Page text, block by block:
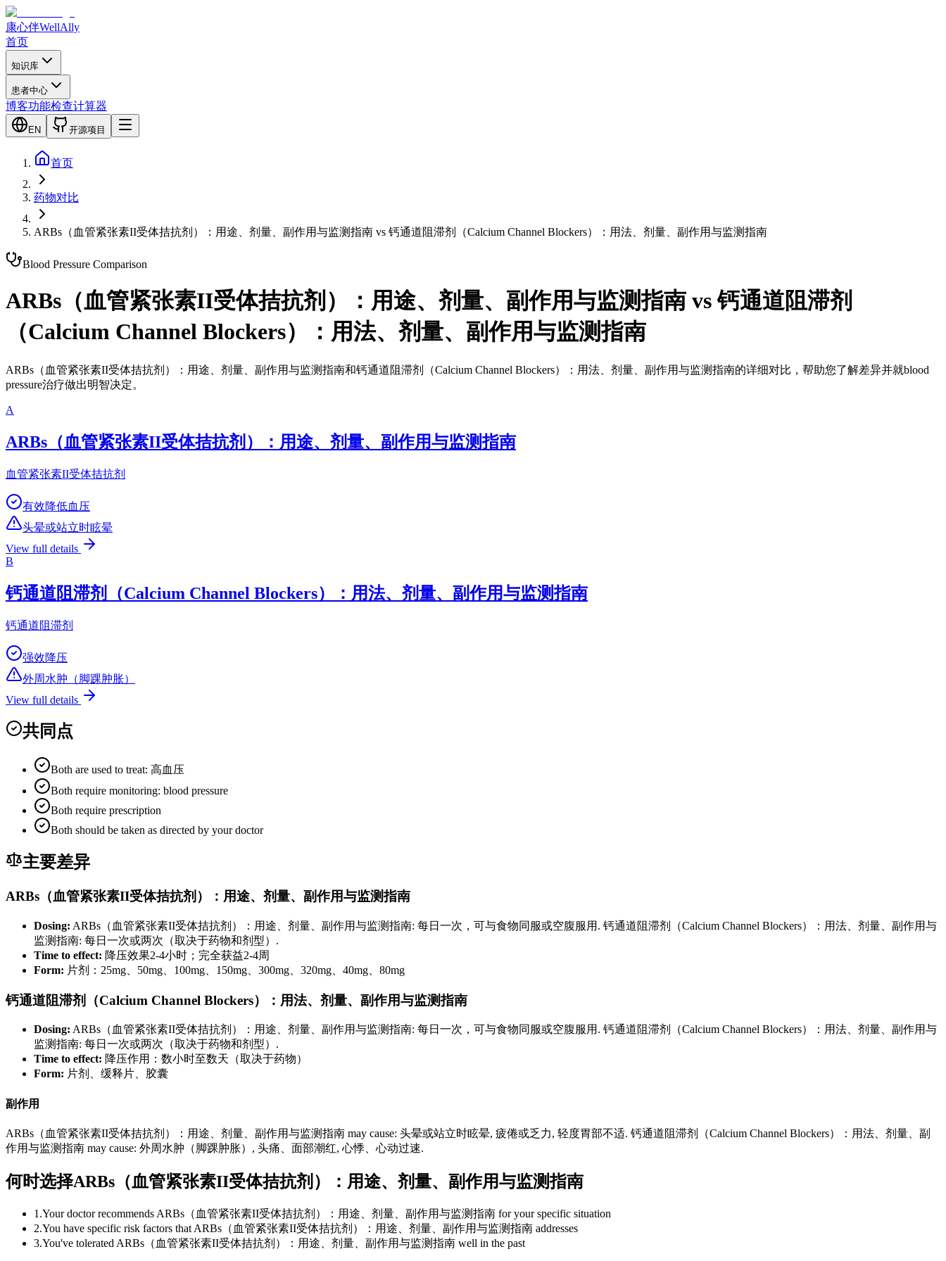
康心伴WellAlly
首页
知识库
患者中心
博客功能检查计算器
EN 开源项目
首页
药物对比
ARBs（血管紧张素II受体拮抗剂）：用途、剂量、副作用与监测指南 vs 钙通道阻滞剂（Calcium Channel Blockers）：用法、剂量、副作用与监测指南
Blood Pressure Comparison
ARBs（血管紧张素II受体拮抗剂）：用途、剂量、副作用与监测指南 vs钙通道阻滞剂
（Calcium Channel Blockers）：用法、剂量、副作用与监测指南
ARBs（血管紧张素II受体拮抗剂）：用途、剂量、副作用与监测指南和钙通道阻滞剂（Calcium Channel Blockers）：用法、剂量、副作用与监测指南的详细对比，帮助您了解差异并就blood
pressure治疗做出明智决定。
A
ARBs（血管紧张素II受体拮抗剂）：用途、剂量、副作用与监测指南
血管紧张素II受体拮抗剂
有效降低血压
头晕或站立时眩晕
View full details
B
钙通道阻滞剂（Calcium Channel Blockers）：用法、剂量、副作用与监测指南
钙通道阻滞剂
强效降压
外周水肿（脚踝肿胀）
View full details
共同点
Both are used to treat: 高血压
Both require monitoring: blood pressure
Both require prescription
Both should be taken as directed by your doctor
主要差异
ARBs（血管紧张素II受体拮抗剂）：用途、剂量、副作用与监测指南
Dosing: ARBs（血管紧张素II受体拮抗剂）：用途、剂量、副作用与监测指南: 每日一次，可与食物同服或空腹服用. 钙通道阻滞剂（Calcium Channel Blockers）：用法、剂量、副作用与
监测指南: 每日一次或两次（取决于药物和剂型）.
Time to effect: 降压效果2-4小时；完全获益2-4周
Form: 片剂：25mg、50mg、100mg、150mg、300mg、320mg、40mg、80mg
钙通道阻滞剂（Calcium Channel Blockers）：用法、剂量、副作用与监测指南
Dosing: ARBs（血管紧张素II受体拮抗剂）：用途、剂量、副作用与监测指南: 每日一次，可与食物同服或空腹服用. 钙通道阻滞剂（Calcium Channel Blockers）：用法、剂量、副作用与
监测指南: 每日一次或两次（取决于药物和剂型）.
Time to effect: 降压作用：数小时至数天（取决于药物）
Form: 片剂、缓释片、胶囊
副作用
ARBs（血管紧张素II受体拮抗剂）：用途、剂量、副作用与监测指南 may cause: 头晕或站立时眩晕, 疲倦或乏力, 轻度胃部不适. 钙通道阻滞剂（Calcium Channel Blockers）：用法、剂量、副
作用与监测指南 may cause: 外周水肿（脚踝肿胀）, 头痛、面部潮红, 心悸、心动过速.
何时选择ARBs（血管紧张素II受体拮抗剂）：用途、剂量、副作用与监测指南
1 .Your doctor recommends ARBs（血管紧张素II受体拮抗剂）：用途、剂量、副作用与监测指南 for your specific situation
2.You have specific risk factors that ARBs（血管紧张素II受体拮抗剂）：用途、剂量、副作用与监测指南 addresses
3.You've tolerated ARBs（血管紧张素II受体拮抗剂）：用途、剂量、副作用与监测指南 well in the past